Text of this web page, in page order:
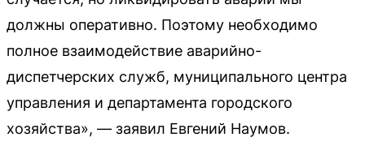
должны оперативно. Поэтому необходимо
полное взаимодействие аварийно-
диспетчерских служб, муниципального центра
управления и департамента городского
хозяйства», — заявил Евгений Наумов.